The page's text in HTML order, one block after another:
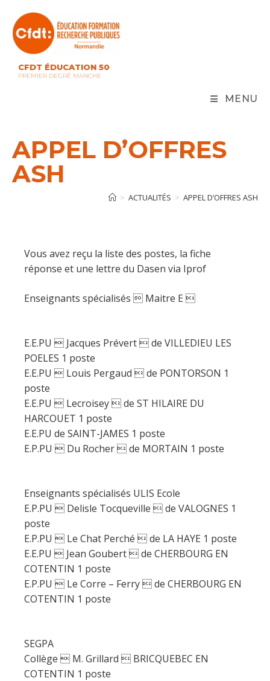
content
CFDT ÉDUCATION 50
PREMIER DEGRÉ MANCHE
MENU
APPEL D’OFFRES
ASH
> ACTUALITÉS > APPEL D’OFFRES ASH
Vous avez reçu la liste des postes, la fiche
réponse et une lettre du Dasen via Iprof
Enseignants spécialisés  Maitre E 
E.E.PU  Jacques Prévert  de VILLEDIEU LES
POELES 1 poste
E.E.PU  Louis Pergaud  de PONTORSON 1
poste
E.E.PU  Lecroisey  de ST HILAIRE DU
HARCOUET 1 poste
E.E.PU de SAINT-JAMES 1 poste
E.P.PU  Du Rocher  de MORTAIN 1 poste
Enseignants spécialisés ULIS Ecole
E.P.PU  Delisle Tocqueville  de VALOGNES 1
poste
E.P.PU  Le Chat Perché  de LA HAYE 1 poste
E.E.PU  Jean Goubert  de CHERBOURG EN
COTENTIN 1 poste
E.P.PU  Le Corre – Ferry  de CHERBOURG EN
COTENTIN 1 poste
SEGPA
Collège  M. Grillard  BRICQUEBEC EN
COTENTIN 1 poste